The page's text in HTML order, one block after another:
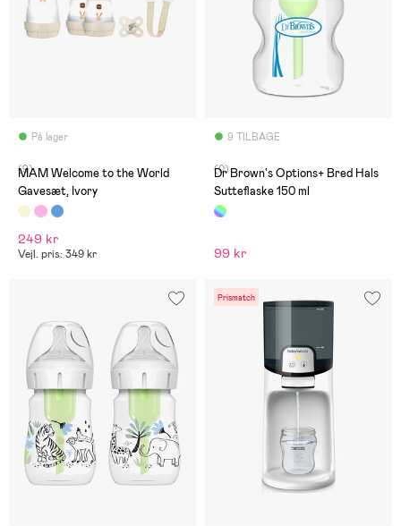
På lager
(9)
MAM Welcome to the World
Gavesæt, Ivory
249 kr
Vejl. pris: 349 kr
9 TILBAGE
(0)
Dr Brown's Options+ Bred Hals
Sutteflaske 150 ml
99 kr
Prismatch